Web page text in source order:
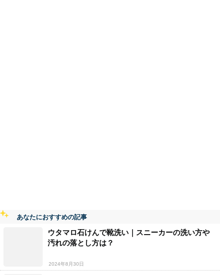
あなたにおすすめの記事
ウタマロ石けんで靴洗い｜スニーカーの洗い方や
汚れの落とし方は？
2024年8月30日